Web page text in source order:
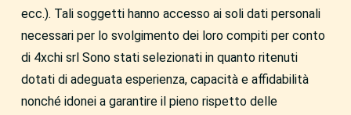
ecc.). Tali soggetti hanno accesso ai soli dati personali
necessari per lo svolgimento dei loro compiti per conto
di 4xchi srl Sono stati selezionati in quanto ritenuti
dotati di adeguata esperienza, capacità e affidabilità
nonché idonei a garantire il pieno rispetto delle